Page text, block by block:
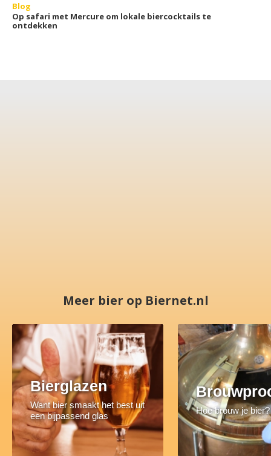
Blog
Op safari met Mercure om lokale biercocktails te
ontdekken
Meer bier op Biernet.nl
Bierglazen
Want bier smaakt het best uit
een bijpassend glas
Hoe brouw je bier?